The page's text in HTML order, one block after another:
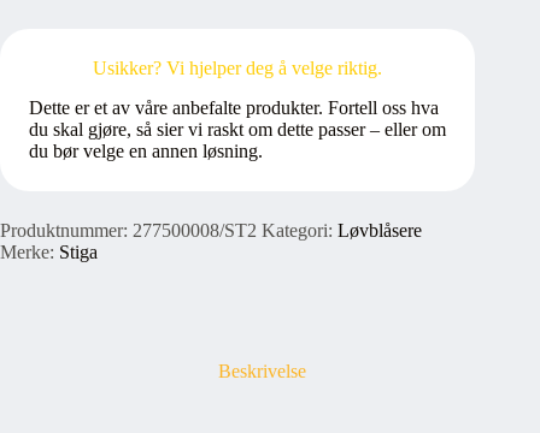
Usikker? Vi hjelper deg å velge riktig.
Dette er et av våre anbefalte produkter. Fortell oss hva
du skal gjøre, så sier vi raskt om dette passer – eller om
du bør velge en annen løsning.
Produktnummer: 277500008/ST2 Kategori: Løvblåsere
Merke: Stiga
Beskrivelse